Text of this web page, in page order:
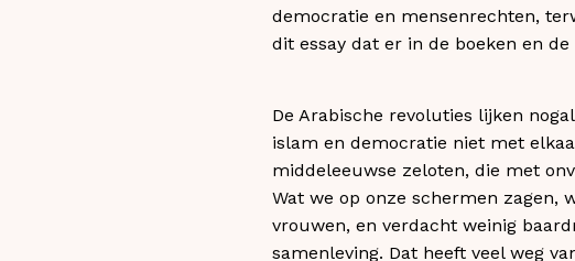
democratie en mensenrechten,
dit essay dat er in de boeken en
De Arabische revoluties lijken
islam en democratie niet met
middeleeuwse zeloten, die met
Wat we op onze schermen zagen,
vrouwen, en verdacht weinig
samenleving. Dat heeft veel weg